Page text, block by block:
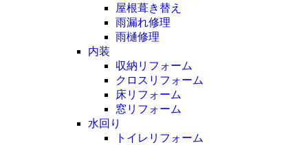
屋根葺き替え
雨漏れ修理
雨樋修理
内装
収納リフォーム
クロスリフォーム
床リフォーム
窓リフォーム
水回り
トイレリフォーム